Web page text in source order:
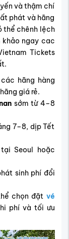
và thậm chí
phát và hãng
thể chênh lệch
khảo ngay cac
Tickets
hãng hàng
giá rẻ.
sớm từ 4–8
7–8, dịp Tết
Seoul hoặc
sinh phí đổi
chọn đặt vé
phí và tối ưu